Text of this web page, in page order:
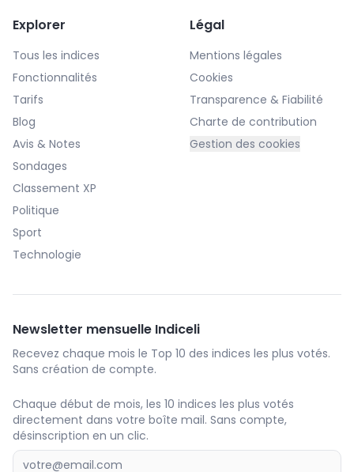
Explorer
Tous les indices
Fonctionnalités
Tarifs
Blog
Avis & Notes
Sondages
Classement XP
Politique
Sport
Technologie
Légal
Mentions légales
Cookies
Transparence & Fiabilité
Charte de contribution
Gestion des cookies
Newsletter mensuelle Indiceli
Recevez chaque mois le Top 10 des indices les plus votés.
Sans création de compte.
Chaque début de mois, les 10 indices les plus votés
directement dans votre boîte mail. Sans compte,
désinscription en un clic.